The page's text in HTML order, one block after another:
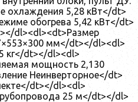
охлаждения 5,28 кВт</dt>
обогрева 5,42 кВт</dt>
dl><dl><dt>Размер
мм</dt></dl><dl>
кг</dt></dl><dl>
мощность 2,130
Неинверторное</dt>
dt></dl><dl>
25 м</dt></dl>